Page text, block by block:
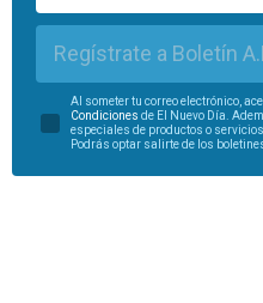
Regístrate a Boletín
Al someter tu correo electrónico,
Condiciones de El Nuevo Día.
especiales de productos o
Podrás optar salirte de los